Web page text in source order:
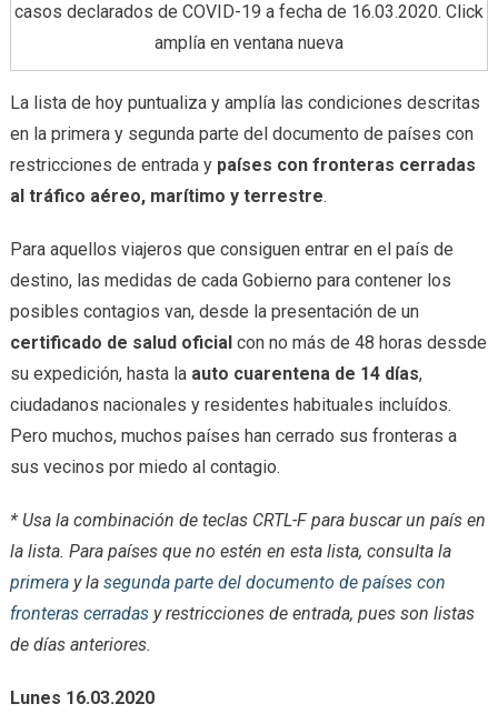
casos declarados de COVID-19 a fecha de 16.03.2020. Click
amplía en ventana nueva
La lista de hoy puntualiza y amplía las condiciones descritas
en la primera y segunda parte del documento de países con
restricciones de entrada y países con fronteras cerradas
al tráfico aéreo, marítimo y terrestre.
Para aquellos viajeros que consiguen entrar en el país de
destino, las medidas de cada Gobierno para contener los
posibles contagios van, desde la presentación de un
certificado de salud oficial con no más de 48 horas dessde
su expedición, hasta la auto cuarentena de 14 días,
ciudadanos nacionales y residentes habituales incluídos.
Pero muchos, muchos países han cerrado sus fronteras a
sus vecinos por miedo al contagio.
* Usa la combinación de teclas CRTL-F para buscar un país en
la lista. Para países que no estén en esta lista, consulta la
primeray la segunda parte del documento de países con
fronteras cerradasy restricciones de entrada, pues son listas
de días anteriores.
Lunes 16.03.2020